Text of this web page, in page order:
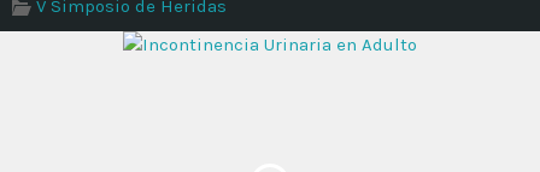
V Simposio de Heridas